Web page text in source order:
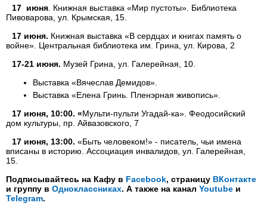
17 июня . Книжная выставка «Мир пустоты». Библиотека
Пивоварова, ул. Крымская, 15.
17 июня. Книжная выставка «В сердцах и книгах память о
войне». Центральная библиотека им. Грина, ул. Кирова, 2
17-21 июня. Музей Грина, ул. Галерейная, 10.
Выставка «Вячеслав Демидов».
Выставка «Елена Гринь. Пленэрная живопись».
17 июня, 10:00. «Мульти-пульти Угадай-ка». Феодосийский
дом культуры, пр. Айвазовского, 7
17 июня, 13:00. «Быть человеком!» - писатель, чьи имена
вписаны в историю. Ассоциация инвалидов, ул. Галерейная,
15.
Подписывайтесь на Кафу в Facebook, страницу ВКонтакте
и группу в Одноклассниках. А также на канал Youtube и
Telegram.